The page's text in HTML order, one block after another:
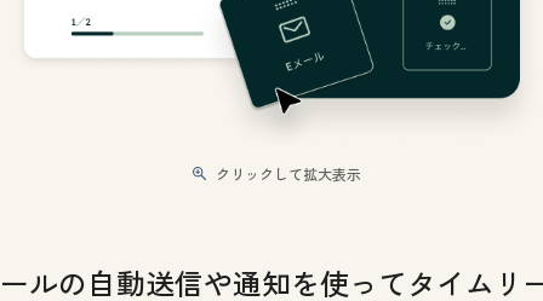
クリックして拡大表示
ルの自動送信や通知を使ってタイムリ